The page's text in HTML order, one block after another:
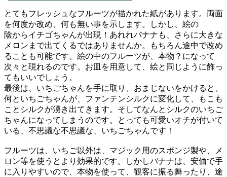
とてもフレッシュなフルーツが描かれた紙があります。両面
を何度か改め、何も無い事を示します。しかし、絵の
陰からイチゴちゃんが出現！あれれバナナも、さらに大きな
メロンまで出てくるではありませんか。もちろん途中で改め
ることも可能です。絵の中のフルーツが、本物？になって
次々と現れるのです。お皿を用意して、絵と同じように飾っ
てもいいでしょう。
最後は、いちごちゃんを手に取り、おまじないをかけると、
何といちごちゃんが、ファンテンシルクに変化して、もこも
ことシルクが湧き出てきます。そしてなんとシルクのいちご
ちゃんになってしまうのです。とっても可愛いオチが付いて
いる、不思議な不思議な、いちごちゃんです！
フルーツは、いちご以外は、マジック用のスポンジ製や、メ
ロン等を使うとより効果的です。しかしバナナは、安価で手
に入りやすいので、本物を使って、観客に振る舞ったり、途